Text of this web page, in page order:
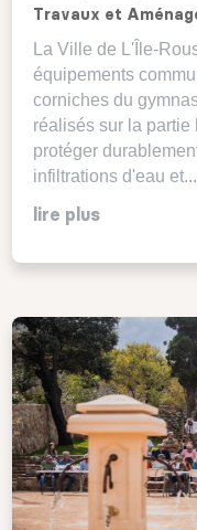
Travaux et
La Ville de L'Île-
équipements
corniches du
réalisés sur la partie
protéger
infiltrations d'eau et...
lire plus